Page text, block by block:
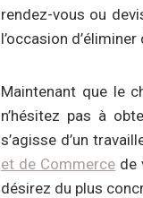
rendez-vous ou
l’occasion
Maintenant que le
n’hésitez pas à
s’agisse d’un
et de Commerce de
désirez du plus